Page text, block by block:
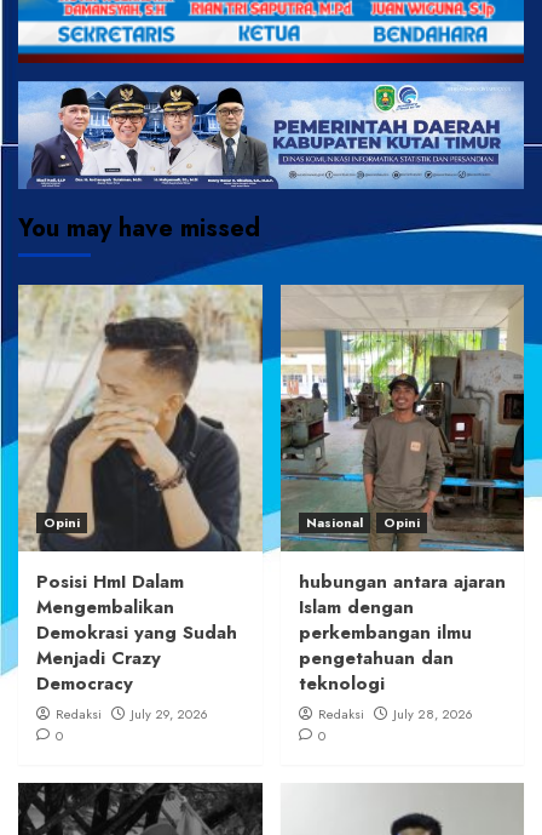
You may have missed
Opini
Posisi HmI Dalam
Mengembalikan
Demokrasi yang Sudah
Menjadi Crazy
Democracy
Redaksi
July 29, 2026
0
Nasional Opini
hubungan antara ajaran
Islam dengan
perkembangan ilmu
pengetahuan dan
teknologi
Redaksi
July 28, 2026
0